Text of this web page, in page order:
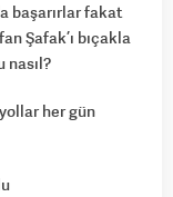
başarırlar fakat
Şafak’ı bıçakla
nasıl?
her gün